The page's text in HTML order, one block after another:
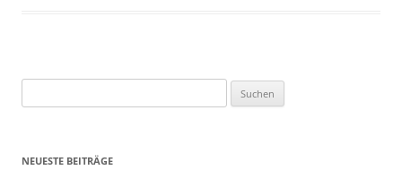
nach:
NEUESTE BEITRÄGE